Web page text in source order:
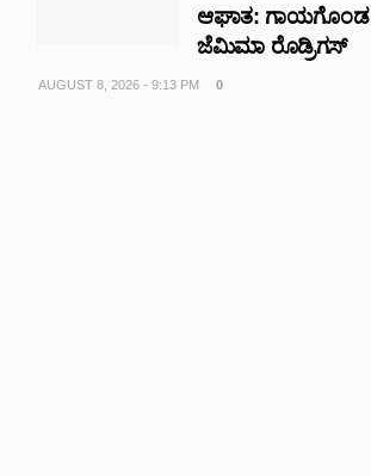
ಆಘಾತ: ಗಾಯಗೊಂಡ
ಜೆಮಿಮಾ ರೊಡ್ರಿಗಸ್
AUGUST 8, 2026 - 9:13 PM 0